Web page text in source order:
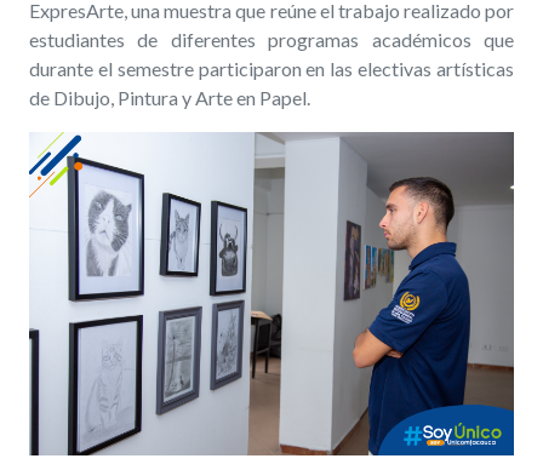
ExpresArte, una muestra que reúne el trabajo realizado por
estudiantes de diferentes programas académicos que
durante el semestre participaron en las electivas artísticas
de Dibujo, Pintura y Arte en Papel.